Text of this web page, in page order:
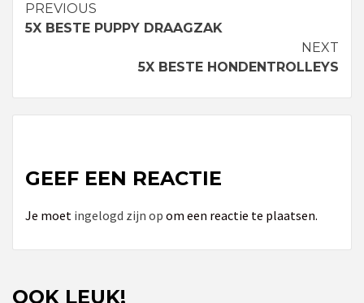
Continue
PREVIOUS
5X BESTE PUPPY DRAAGZAK
NEXT
5X BESTE HONDENTROLLEYS
GEEF EEN REACTIE
Je moet ingelogd zijn op om een reactie te plaatsen.
OOK LEUK!